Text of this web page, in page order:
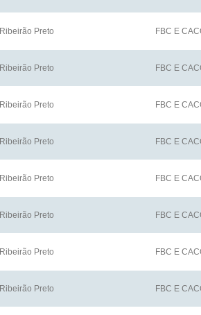
Ribeirão Preto FBC E
Ribeirão Preto FBC E
Ribeirão Preto FBC E
Ribeirão Preto FBC E
Ribeirão Preto FBC E
Ribeirão Preto FBC E
Ribeirão Preto FBC E
Ribeirão Preto FBC E